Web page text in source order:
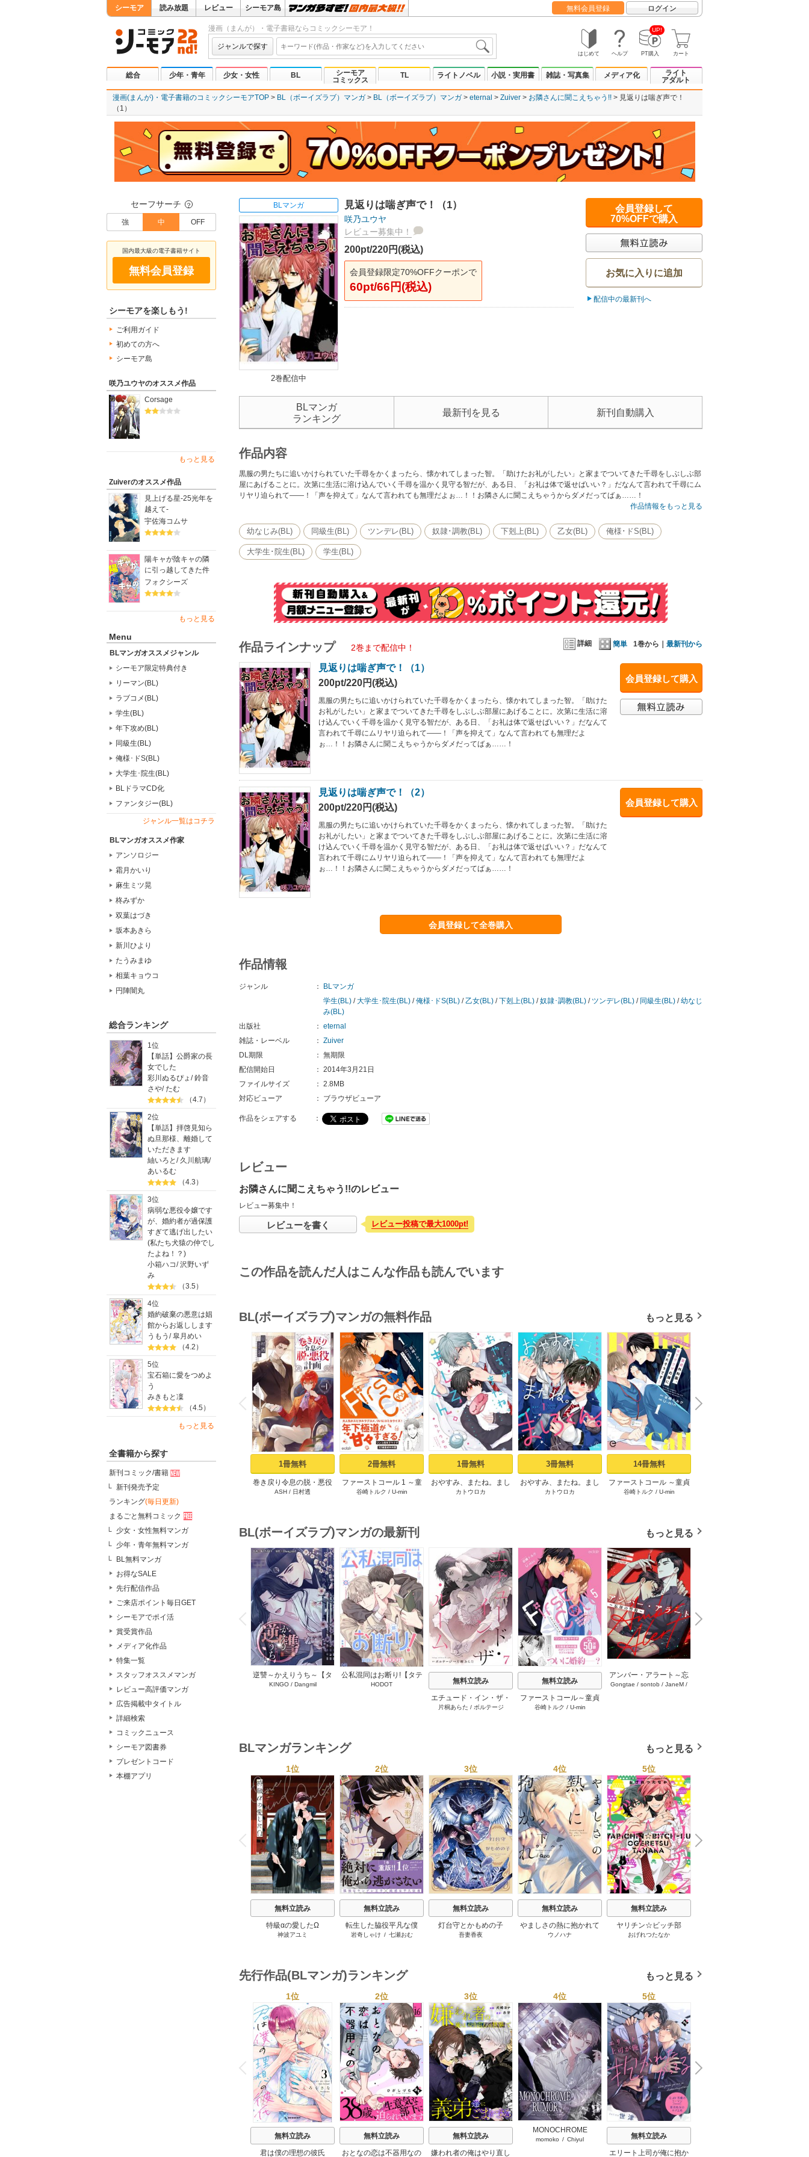
シーモア 読み放題 レビュー シーモア島 無料会員登録 ログイン
漫画（まんが）・電子書籍ならコミックシーモア！
ジャンルで探す
はじめて ヘルプ
UP!
PT購入 カート
総合 少年・青年 少女・女性 BL
シーモア
コミックス
TL ライトノベル 小説・実用書 雑誌・写真集 メディア化
ライト
アダルト
漫画(まんが)・電子書籍のコミックシーモアTOP BL（ボーイズラブ）マンガ BL（ボーイズラブ）マンガ eternal Zuiver お隣さんに聞こえちゃう!!
見返りは喘ぎ声で！
（1）
セーフサーチ ？
強 中 OFF
国内最大級の電子書籍サイト
無料会員登録
シーモアを楽しもう!
ご利用ガイド
初めての方へ
シーモア島
咲乃ユウヤのオススメ作品
Corsage
もっと見る
Zuiverのオススメ作品
見上げる星-25光年を
越えて-
宇佐海コムサ
陽キャが陰キャの隣
に引っ越してきた件
フォクシーズ
もっと見る
Menu
BLマンガオススメジャンル
シーモア限定特典付き
リーマン(BL)
ラブコメ(BL)
学生(BL)
年下攻め(BL)
同級生(BL)
俺様･ドS(BL)
大学生･院生(BL)
BLドラマCD化
ファンタジー(BL)
ジャンル一覧はコチラ
BLマンガオススメ作家
アンソロジー
霜月かいり
麻生ミツ晃
柊みずか
双葉はづき
坂本あきら
新川ひより
たうみまゆ
相葉キョウコ
円陣闇丸
総合ランキング
1位
【単話】公爵家の長
女でした
彩川ぬるぴょ /鈴音
さや/たむ
（4.7）
2位
【単話】拝啓見知ら
ぬ旦那様、離婚して
いただきます
紬いろと / 久川航璃/
あいるむ
（4.3）
3位
病弱な悪役令嬢です
が、婚約者が過保護
すぎて逃げ出したい
(私たち犬猿の仲でし
たよね！？)
小箱ハコ/沢野いず
み
（3.5）
4位
婚約破棄の悪意は娼
館からお返しします
うもう /皐月めい
（4.2）
5位
宝石箱に愛をつめよ
う
みきもと凜
（4.5）
もっと見る
全書籍から探す
新刊コミック/書籍
新刊発売予定
ランキング(毎日更新)
まるごと無料コミック
少女・女性無料マンガ
少年・青年無料マンガ
BL無料マンガ
お得なSALE
先行配信作品
ご来店ポイント毎日GET
シーモアでポイ活
賞受賞作品
メディア化作品
特集一覧
スタッフオススメマンガ
レビュー高評価マンガ
広告掲載中タイトル
詳細検索
コミックニュース
シーモア図書券
プレゼントコード
本棚アプリ
BLマンガ
2巻配信中
見返りは喘ぎ声で！（1）
咲乃ユウヤ
レビュー募集中！
200pt/220円(税込)
会員登録限定70%OFFクーポンで
60pt/66円(税込)
会員登録して
70%OFFで購入
お気に入りに追加
配信中の最新刊へ
BLマンガ
ランキング
最新刊を見る 新刊自動購入
作品内容
黒服の男たちに追いかけられていた千尋をかくまったら、懐かれてしまった智。「助けたお礼がしたい」と家までついてきた千尋をしぶしぶ部
屋にあげることに。次第に生活に溶け込んでいく千尋を温かく見守る智だが、ある日、「お礼は体で返せばいい？」だなんて言われて千尋にム
リヤリ迫られて――！「声を抑えて」なんて言われても無理だよぉ…！！お隣さんに聞こえちゃうからダメだってばぁ……！
作品情報をもっと見る
幼なじみ(BL) 同級生(BL) ツンデレ(BL) 奴隷･調教(BL) 下剋上(BL) 乙女(BL) 俺様･ドS(BL)
大学生･院生(BL) 学生(BL)
詳細 簡単 1巻から｜ 最新刊から
作品ラインナップ 2巻まで配信中！
会員登録して購入
見返りは喘ぎ声で！（1）
200pt/220円(税込)
黒服の男たちに追いかけられていた千尋をかくまったら、懐かれてしまった智。「助けた
お礼がしたい」と家までついてきた千尋をしぶしぶ部屋にあげることに。次第に生活に溶
け込んでいく千尋を温かく見守る智だが、ある日、「お礼は体で返せばいい？」だなんて
言われて千尋にムリヤリ迫られて――！「声を抑えて」なんて言われても無理だよ
ぉ…！！お隣さんに聞こえちゃうからダメだってばぁ……！
会員登録して購入
見返りは喘ぎ声で！（2）
200pt/220円(税込)
黒服の男たちに追いかけられていた千尋をかくまったら、懐かれてしまった智。「助けた
お礼がしたい」と家までついてきた千尋をしぶしぶ部屋にあげることに。次第に生活に溶
け込んでいく千尋を温かく見守る智だが、ある日、「お礼は体で返せばいい？」だなんて
言われて千尋にムリヤリ迫られて――！「声を抑えて」なんて言われても無理だよ
ぉ…！！お隣さんに聞こえちゃうからダメだってばぁ……！
会員登録して全巻購入
作品情報
ジャンル ：
BLマンガ
学生(BL) /大学生･院生(BL) /俺様･ドS(BL) /乙女(BL) /下剋上(BL) /奴隷･調教(BL) / ツンデレ(BL) / 同級生(BL) /幼なじ
み(BL)
出版社
： eternal
雑誌・レーベル
： Zuiver
DL期限
： 無期限
配信開始日
： 2014年3月21日
ファイルサイズ
： 2.8MB
対応ビューア
： ブラウザビューア
作品をシェアする ：
レビュー
お隣さんに聞こえちゃう!!のレビュー
レビュー募集中！
レビューを書く レビュー投稿で最大1000pt!
この作品を読んだ人はこんな作品も読んでいます
BL(ボーイズラブ)マンガの無料作品 もっと見る
P
r
e
v
i
o
u
s
1冊無料
巻き戻り令息の脱・悪役
計画１
ASH / 日村透
2冊無料
ファーストコール 1 ～童
貞外科医、年下ヤクザの
描き下ろし付き)】
谷崎トルク / U-min
1冊無料
おやすみ、またね。まし
ろくん。【電子限定漫画
カトウロカ
3冊無料
おやすみ、またね。まし
ろくん。 act.1
カトウロカ
14冊無料
ファーストコール ～童貞
外科医、年下ヤクザの嫁
谷崎トルク / U-min
N
e
x
t
BL(ボーイズラブ)マンガの最新刊 もっと見る
P
r
e
v
i
o
u
s
逆讐～かえりうち～【タ
テヨミ】 36巻
KINGO/ Dangmil
公私混同はお断り!【タテ
ヨミ】 67巻
HODOT
無料立読み
エチュード・イン・ザ・
ルーム[BluMellow] 7巻
片桐あらた / ボルテージ
無料立読み
ファーストコール～童貞
外科医、年下ヤクザの嫁
谷崎トルク / U-min
アンバー・アラート～忘
却の警報～【タテヨミ】
Gongtae / sontob / JaneM /
N
e
x
t
BLマンガランキング もっと見る
P
r
e
v
i
o
u
s
1位
無料立読み
特級αの愛したΩ
神波アユミ
2位
無料立読み
転生した脇役平凡な僕
は、美形第二王子をヤン
岩奇しゃけ / 七瀬おむ
3位
無料立読み
灯台守とかもめの子
吾妻香夜
4位
無料立読み
やましさの熱に抱かれて
【電子限定特典付き】
ウノハナ
5位
無料立読み
ヤリチン☆ビッチ部
おげれつたなか
N
e
x
t
先行作品(BLマンガ)ランキング もっと見る
P
r
e
v
i
o
u
s
1位
無料立読み
君は僕の理想の彼氏
2位
無料立読み
おとなの恋は不器用なの
3位
無料立読み
嫌われ者の俺はやり直し
4位
MONOCHROME
RUMOR【タテヨミ】
momoko / Chiyul
5位
無料立読み
エリート上司が俺に抱か
N
e
x
t